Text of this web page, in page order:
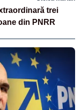
trei
din PNRR